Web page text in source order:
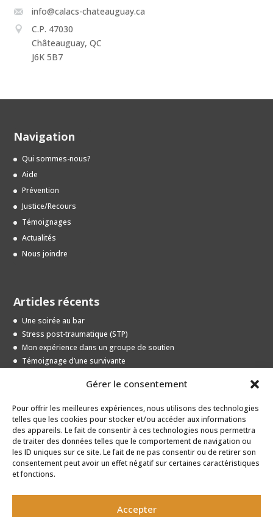
Gérer le consentement
Pour offrir les meilleures expériences, nous utilisons des technologies
telles que les cookies pour stocker et/ou accéder aux informations
des appareils. Le fait de consentir à ces technologies nous permettra
de traiter des données telles que le comportement de navigation ou
les ID uniques sur ce site. Le fait de ne pas consentir ou de retirer son
consentement peut avoir un effet négatif sur certaines caractéristiques
et fonctions.
Accepter
info@calacs-chateauguay.ca
C.P. 47030
Châteauguay, QC
J6K 5B7
Navigation
Qui sommes-nous?
Aide
Prévention
Justice/Recours
Témoignages
Actualités
Nous joindre
Articles récents
Une soirée au bar
Stress post-traumatique (STP)
Mon expérience dans un groupe de soutien
Témoignage d’une survivante
Archives
Archives